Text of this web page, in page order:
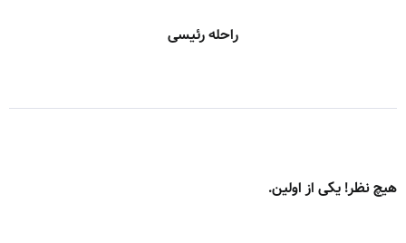
راحله رئیسی
هیچ نظر! یکی از اولین.